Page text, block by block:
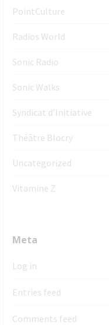
PointCulture
Radios World
Sonic Radio
Sonic Walks
Syndicat d’Initiative
Théâtre Blocry
Uncategorized
Vitamine Z
Meta
Log in
Entries feed
Comments feed